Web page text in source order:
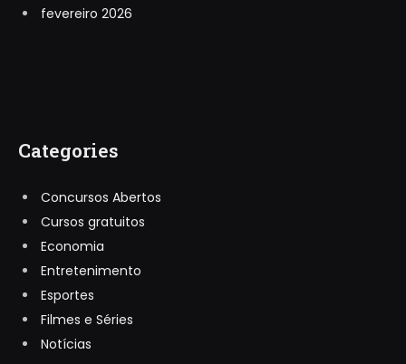
fevereiro 2026
Categories
Concursos Abertos
Cursos gratuitos
Economia
Entretenimento
Esportes
Filmes e Séries
Notícias